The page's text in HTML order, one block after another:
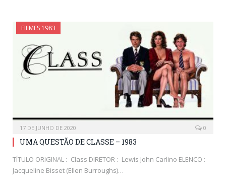
FILMES 1983
17 DE JUNHO DE 2020 0
UMA QUESTÃO DE CLASSE – 1983
TÍTULO ORIGINAL :- Class DIRETOR :- Lewis John Carlino ELENCO :-
Jacqueline Bisset (Ellen Burroughs)…